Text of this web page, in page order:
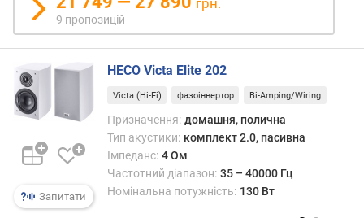
і
ь
о
т
ж
н
грн.
9 пропозицій
Запитати
HECO Victa Elite 202
Victa (Hi-Fi) фазоінвертор Bi-Amping/Wiring
Призначення: домашня, полична
Тип акустики: комплект 2.0, пасивна
Імпеданс: 4 Ом
Частотний діапазон: 35 – 40000 Гц
Номінальна потужність: 130 Вт